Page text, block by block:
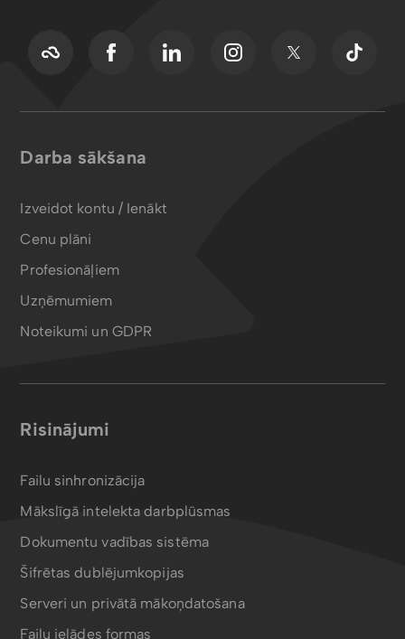
Darba sākšana
Izveidot kontu / Ienākt
Cenu plāni
Profesionāļiem
Uzņēmumiem
Noteikumi un GDPR
Risinājumi
Failu sinhronizācija
Mākslīgā intelekta darbplūsmas
Dokumentu vadības sistēma
Šifrētas dublējumkopijas
Serveri un privātā mākoņdatošana
Failu ielādes formas